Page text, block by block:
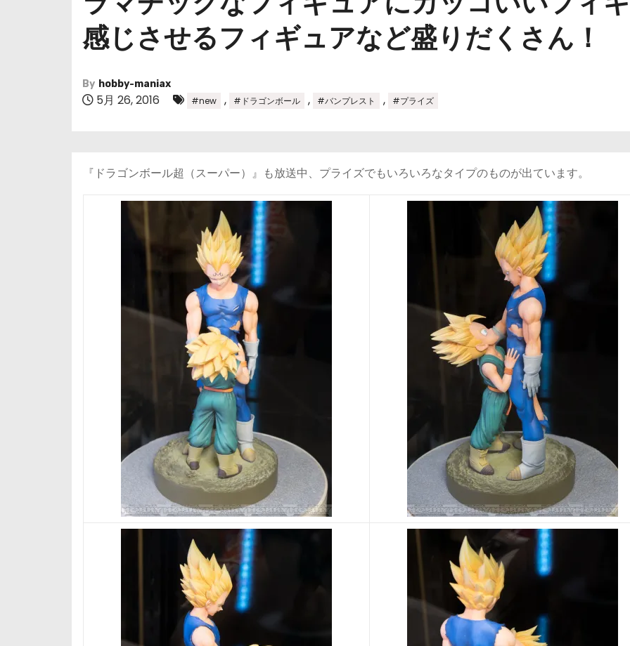
感じさせるフィギュアなど盛りだくさん！
By hobby-maniax
5月 26, 2016 #new , #ドラゴンボール , #バンプレスト , #プライズ
『ドラゴンボール超（スーパー）』も放送中、プライズでもいろいろなタイプのものが出ています。